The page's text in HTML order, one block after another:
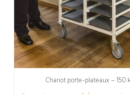
Chariot porte-plateaux – 150